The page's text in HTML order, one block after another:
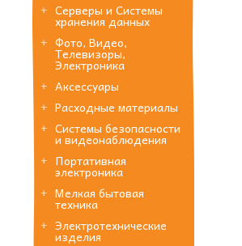
Серверы и Системы
хранения данных
Фото, Видео,
Телевизоры,
Электроника
Аксессуары
Расходные материалы
Системы безопасности
и видеонаблюдения
Портативная
электроника
Мелкая бытовая
техника
Электротехнические
изделия